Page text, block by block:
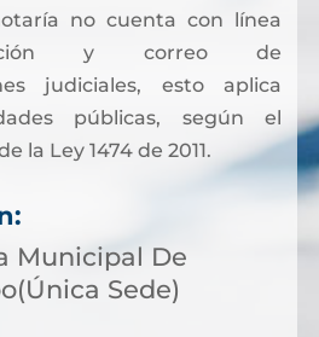
no cuenta con línea
y correo de
judiciales, esto aplica
públicas, según el
la Ley 1474 de 2011.
Municipal De
Sede)